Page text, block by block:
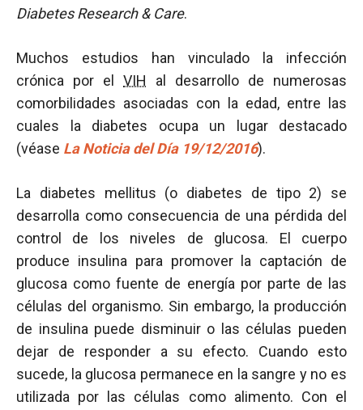
Diabetes Research & Care.
Muchos estudios han vinculado la infección
crónica por el VIH al desarrollo de numerosas
comorbilidades asociadas con la edad, entre las
cuales la diabetes ocupa un lugar destacado
(véase La Noticia del Día 19/12/2016).
La diabetes mellitus (o diabetes de tipo 2) se
desarrolla como consecuencia de una pérdida del
control de los niveles de glucosa. El cuerpo
produce insulina para promover la captación de
glucosa como fuente de energía por parte de las
células del organismo. Sin embargo, la producción
de insulina puede disminuir o las células pueden
dejar de responder a su efecto. Cuando esto
sucede, la glucosa permanece en la sangre y no es
utilizada por las células como alimento. Con el